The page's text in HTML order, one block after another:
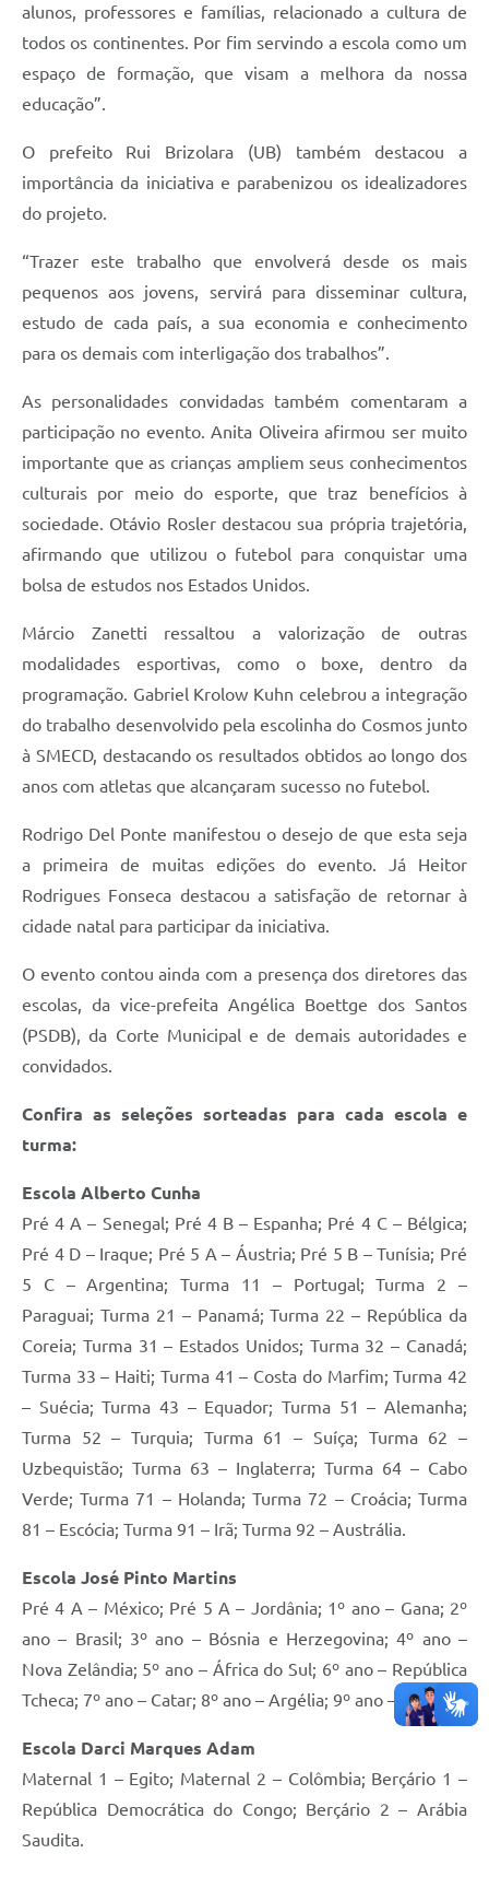
alunos, professores e famílias, relacionado a cultura de
todos os continentes. Por fim servindo a escola como um
espaço de formação, que visam a melhora da nossa
educação”.
O prefeito Rui Brizolara (UB) também destacou a
importância da iniciativa e parabenizou os idealizadores
do projeto.
“Trazer este trabalho que envolverá desde os mais
pequenos aos jovens, servirá para disseminar cultura,
estudo de cada país, a sua economia e conhecimento
para os demais com interligação dos trabalhos”.
As personalidades convidadas também comentaram a
participação no evento. Anita Oliveira afirmou ser muito
importante que as crianças ampliem seus conhecimentos
culturais por meio do esporte, que traz benefícios à
sociedade. Otávio Rosler destacou sua própria trajetória,
afirmando que utilizou o futebol para conquistar uma
bolsa de estudos nos Estados Unidos.
Márcio Zanetti ressaltou a valorização de outras
modalidades esportivas, como o boxe, dentro da
programação. Gabriel Krolow Kuhn celebrou a integração
do trabalho desenvolvido pela escolinha do Cosmos junto
à SMECD, destacando os resultados obtidos ao longo dos
anos com atletas que alcançaram sucesso no futebol.
Rodrigo Del Ponte manifestou o desejo de que esta seja
a primeira de muitas edições do evento. Já Heitor
Rodrigues Fonseca destacou a satisfação de retornar à
cidade natal para participar da iniciativa.
O evento contou ainda com a presença dos diretores das
escolas, da vice-prefeita Angélica Boettge dos Santos
(PSDB), da Corte Municipal e de demais autoridades e
convidados.
Confira as seleções sorteadas para cada escola e
turma:
Escola Alberto Cunha
Pré 4 A – Senegal; Pré 4 B – Espanha; Pré 4 C – Bélgica;
Pré 4 D – Iraque; Pré 5 A – Áustria; Pré 5 B – Tunísia; Pré
5 C – Argentina; Turma 11 – Portugal; Turma 2 –
Paraguai; Turma 21 – Panamá; Turma 22 – República da
Coreia; Turma 31 – Estados Unidos; Turma 32 – Canadá;
Turma 33 – Haiti; Turma 41 – Costa do Marfim; Turma 42
– Suécia; Turma 43 – Equador; Turma 51 – Alemanha;
Turma 52 – Turquia; Turma 61 – Suíça; Turma 62 –
Uzbequistão; Turma 63 – Inglaterra; Turma 64 – Cabo
Verde; Turma 71 – Holanda; Turma 72 – Croácia; Turma
81 – Escócia; Turma 91 – Irã; Turma 92 – Austrália.
Escola José Pinto Martins
Pré 4 A – México; Pré 5 A – Jordânia; 1º ano – Gana; 2º
ano – Brasil; 3º ano – Bósnia e Herzegovina; 4º ano –
Nova Zelândia; 5º ano – África do Sul; 6º ano – República
Tcheca; 7º ano – Catar; 8º ano – Argélia; 9º ano – Japão.
Escola Darci Marques Adam
Maternal 1 – Egito; Maternal 2 – Colômbia; Berçário 1 –
República Democrática do Congo; Berçário 2 – Arábia
Saudita.